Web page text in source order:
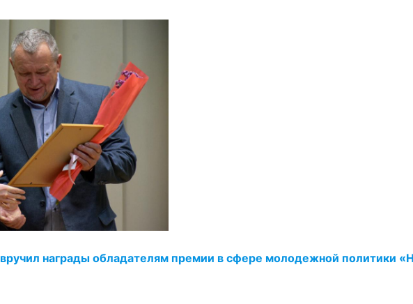
награды обладателям премии в сфере молодежной политики